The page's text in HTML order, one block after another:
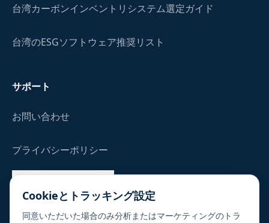
台湾カーボンインベントリシステム選定ガイド
台湾のESGソフトウェア推奨リスト
サポート
お問い合わせ
プライバシーポリシー
Cookie／トラッキング設定
よくある質問
Cookieとトラッキング設定
同意いただいた場合のみ分析またはマーケティングのトラ